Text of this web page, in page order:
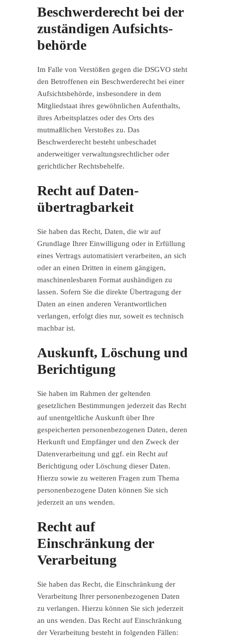
Beschwerde­recht bei der
zuständigen Aufsichts­
behörde
Im Falle von Verstößen gegen die DSGVO steht
den Betroffenen ein Beschwerderecht bei einer
Aufsichtsbehörde, insbesondere in dem
Mitgliedstaat ihres gewöhnlichen Aufenthalts,
ihres Arbeitsplatzes oder des Orts des
mutmaßlichen Verstoßes zu. Das
Beschwerderecht besteht unbeschadet
anderweitiger verwaltungsrechtlicher oder
gerichtlicher Rechtsbehelfe.
Recht auf Daten­
übertrag­barkeit
Sie haben das Recht, Daten, die wir auf
Grundlage Ihrer Einwilligung oder in Erfüllung
eines Vertrags automatisiert verarbeiten, an sich
oder an einen Dritten in einem gängigen,
maschinenlesbaren Format aushändigen zu
lassen. Sofern Sie die direkte Übertragung der
Daten an einen anderen Verantwortlichen
verlangen, erfolgt dies nur, soweit es technisch
machbar ist.
Auskunft, Löschung und
Berichtigung
Sie haben im Rahmen der geltenden
gesetzlichen Bestimmungen jederzeit das Recht
auf unentgeltliche Auskunft über Ihre
gespeicherten personenbezogenen Daten, deren
Herkunft und Empfänger und den Zweck der
Datenverarbeitung und ggf. ein Recht auf
Berichtigung oder Löschung dieser Daten.
Hierzu sowie zu weiteren Fragen zum Thema
personenbezogene Daten können Sie sich
jederzeit an uns wenden.
Recht auf
Einschränkung der
Verarbeitung
Sie haben das Recht, die Einschränkung der
Verarbeitung Ihrer personenbezogenen Daten
zu verlangen. Hierzu können Sie sich jederzeit
an uns wenden. Das Recht auf Einschränkung
der Verarbeitung besteht in folgenden Fällen: